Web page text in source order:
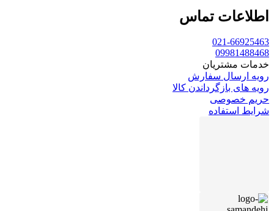
اطلاعات تماس
021-66925463
09981488468
خدمات مشتریان
رویه ارسال سفارش
رویه های بازگرداندن کالا
حریم خصوصی
شرایط استفاده